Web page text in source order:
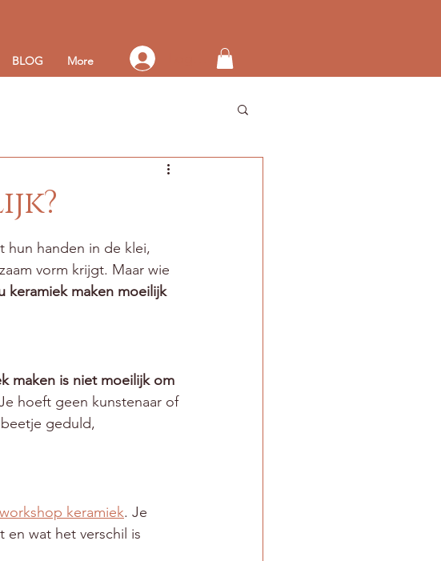
BLOG More Log in op je account
hun handen in de klei,
vorm krijgt. Maar wie
keramiek maken moeilijk
maken is niet moeilijk om
hoeft geen kunstenaar of
geduld,
workshop keramiek. Je
wat het verschil is